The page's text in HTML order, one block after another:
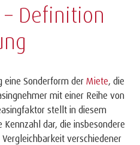
Definition
eine Sonderform der Miete, die
mit einer Reihe von
stellt in diesem
dar, die insbesondere
verschiedener